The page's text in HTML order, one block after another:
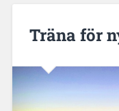
Träna för